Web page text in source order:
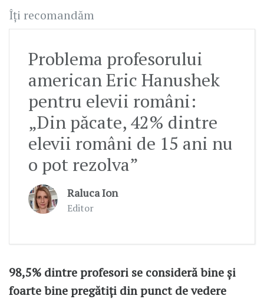
Îți recomandăm
Problema profesorului
american Eric Hanushek
pentru elevii români:
„Din păcate, 42% dintre
elevii români de 15 ani nu
o pot rezolva”
Raluca Ion
Editor
98,5% dintre profesori se consideră bine și
foarte bine pregătiți din punct de vedere